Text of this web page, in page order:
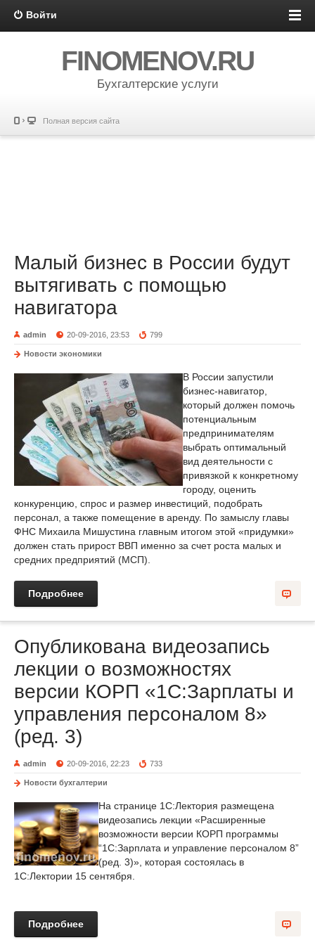
Войти
FINOMENOV.RU
Бухгалтерские услуги
Полная версия сайта
Малый бизнес в России будут
вытягивать с помощью
навигатора
admin 20-09-2016, 23:53 799
Новости экономики
В России запустили
бизнес-навигатор,
который должен помочь
потенциальным
предпринимателям
выбрать оптимальный
вид деятельности с
привязкой к конкретному
городу, оценить
конкуренцию, спрос и размер инвестиций, подобрать
персонал, а также помещение в аренду. По замыслу главы
ФНС Михаила Мишустина главным итогом этой «придумки»
должен стать прирост ВВП именно за счет роста малых и
средних предприятий (МСП).
Подробнее
Опубликована видеозапись
лекции о возможностях
версии КОРП «1С:Зарплаты и
управления персоналом 8»
(ред. 3)
admin 20-09-2016, 22:23 733
Новости бухгалтерии
На странице 1С:Лектория размещена
видеозапись лекции «Расширенные
возможности версии КОРП программы
“1С:Зарплата и управление персоналом 8”
(ред. 3)», которая состоялась в
1С:Лектории 15 сентября.
Подробнее